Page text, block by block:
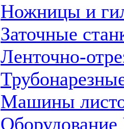
Ножницы и
Заточные
Ленточно-
Машины